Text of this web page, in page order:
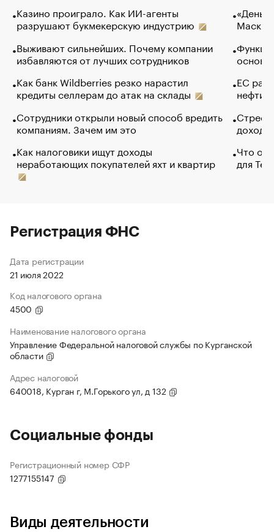
Казино проиграло. Как ИИ-агенты
разрушают букмекерскую индустрию
Выживают сильнейших. Почему компании
избавляются от лучших сотрудников
Как банк Wildberries резко нарастил
кредиты селлерам до атак на склады
Сотрудники открыли новый способ вредить
компаниям. Зачем им это
Как налоговики ищут доходы
неработающих покупателей яхт и квартир
Маск в
основ
ЕС
нефти
Что
для
Регистрация ФНС
Дата регистрации
21 июля 2022
Код налогового органа
4500
Наименование налогового органа
Управление Федеральной налоговой службы по Курганской
области
Адрес налоговой
640018, Курган г, М.Горького ул, д 132
Социальные фонды
Регистрационный номер СФР
1277155147
Виды деятельности